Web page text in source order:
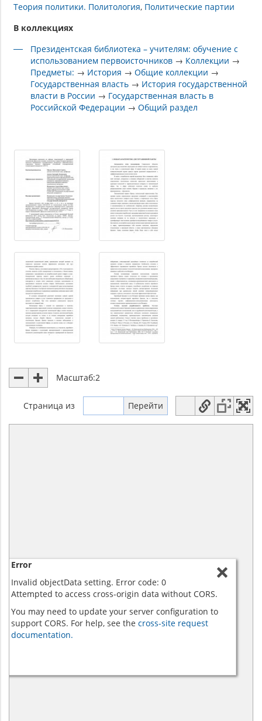
Теория политики. Политология Политические партии
В коллекциях
Президентская библиотека – учителям: обучение с
использованием первоисточников → Коллекции →
Предметы: → История →Общие коллекции →
Государственная власть → История государственной
власти в России → Государственная власть в
Российской Федерации →Общий раздел
Масштаб:2
Страница из
Error
Invalid objectData setting. Error code: 0
Attempted to access cross-origin data without CORS.
You may need to update your server configuration to
support CORS. For help, see the cross-site request
documentation.